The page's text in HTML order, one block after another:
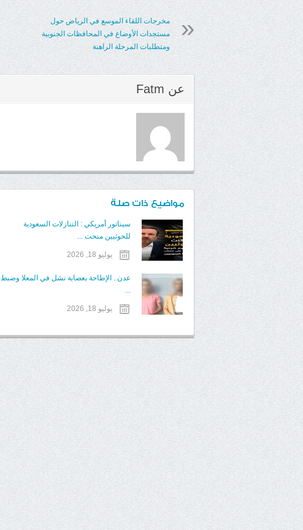
مخرجات اللقاء الموسع في الرياض حول
مستجدات الأوضاع في المحافظات الجنوبية
ومتطلبات المرحلة الراهنة
عن Fatm
مواضيع ذات صلة
سيناتور أمريكي : التنازلات السعودية
للحوثيين منحت ...
يوليو 18, 2026
عدن.. الإطاحة بعصابة نشل في المعلا وضبط
...
يوليو 18, 2026